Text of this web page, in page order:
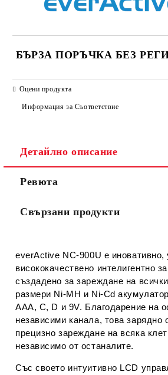
БЪРЗА ПОРЪЧКА БЕЗ
Съгласен съм с
Ние ще се свържем с вас в рамките на
Оцени продукта
Информация за Съответствие
Детайлно описание
Ревюта
Свързани продукти
everActive NC-900U е иновативно,
висококачествено интелигентно
създадено за зареждане на
размери Ni-MH и Ni-Cd
AAA, C, D и 9V. Благодарение на
независими канала, това зарядно
прецизно зареждане на всяка
независимо от останалите.
Със своето интуитивно LCD